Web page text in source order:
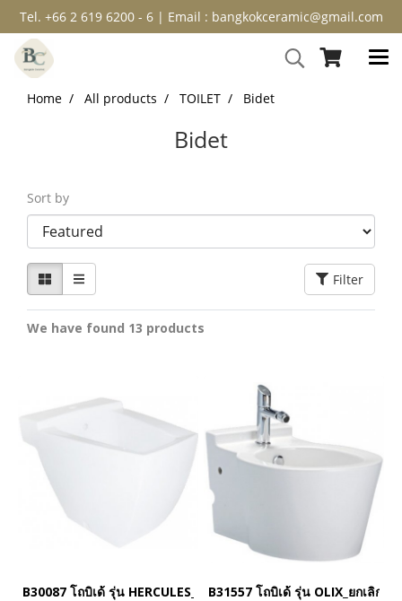
Tel. +66 2 619 6200 - 6 | Email : bangkokceramic@gmail.com
Home All products TOILET Bidet
Bidet
Sort by
Filter
We have found 13 products
B30087 โถบิเด้ รุ่น HERCULES_ยกเลิกการผลิตB31557 โถบิเด้ รุ่น OLIX_ยกเลิกก